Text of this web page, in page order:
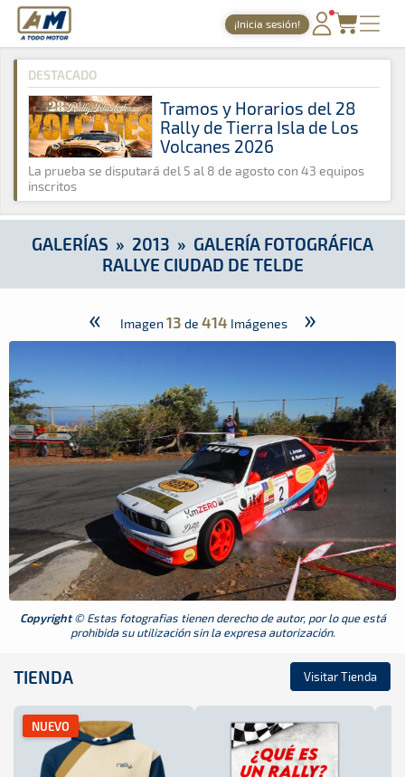
A Todo Motor · Revista del motor desde 1999
¡Inicia sesión!
PORTADA
TIEMPOS ONLINE
NOTICIAS
AGENDA
GALERÍAS
TIENDA
ARCHIVO
A Todo Motor » Galerías » 2013 » Galería Fotográfica Rallye
DESTACADO
Tramos y Horarios del 28
Rally de Tierra Isla de Los
Volcanes 2026
La prueba se disputará del 5 al 8 de agosto con 43 equipos
inscritos
GALERÍAS » 2013 » GALERÍA FOTOGRÁFICA
RALLYE CIUDAD DE TELDE
« Imagen 13 de 414 Imágenes »
Copyright© Estas fotografias tienen derecho de autor, por lo que está
prohibida su utilización sin la expresa autorización.
TIENDA Visitar Tienda
NUEVO